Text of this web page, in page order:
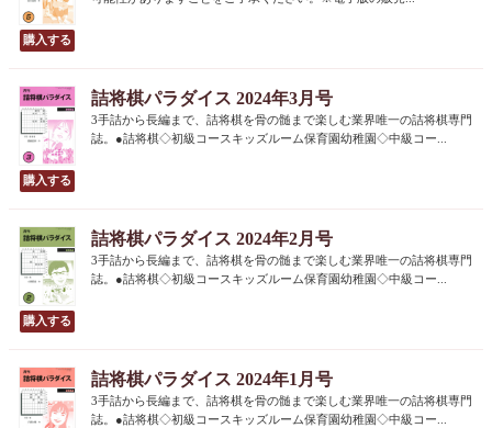
詰将棋パラダイス 2024年3月号
3手詰から長編まで、詰将棋を骨の髄まで楽しむ業界唯一の詰将棋専門
誌。●詰将棋◇初級コースキッズルーム保育園幼稚園◇中級コー...
詰将棋パラダイス 2024年2月号
3手詰から長編まで、詰将棋を骨の髄まで楽しむ業界唯一の詰将棋専門
誌。●詰将棋◇初級コースキッズルーム保育園幼稚園◇中級コー...
詰将棋パラダイス 2024年1月号
3手詰から長編まで、詰将棋を骨の髄まで楽しむ業界唯一の詰将棋専門
誌。●詰将棋◇初級コースキッズルーム保育園幼稚園◇中級コー...